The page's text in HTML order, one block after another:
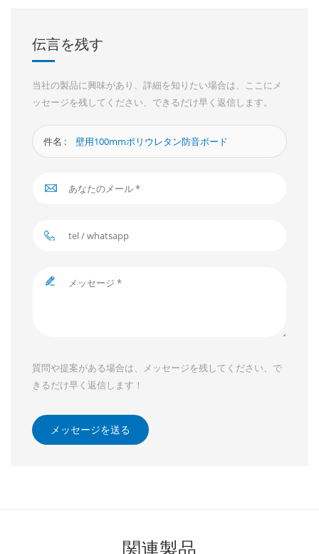
伝言を残す
当社の製品に興味があり、詳細を知りたい場合は、ここにメ
ッセージを残してください、できるだけ早く返信します。
件名 : 壁用100mmポリウレタン防音ボード
質問や提案がある場合は、メッセージを残してください、で
きるだけ早く返信します！
メッセージを送る
関連製品